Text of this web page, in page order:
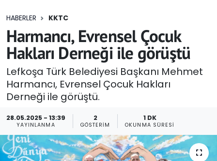
HABERLER KKTC
Harmancı, Evrensel Çocuk
Hakları Derneği ile görüştü
Lefkoşa Türk Belediyesi Başkanı Mehmet
Harmancı, Evrensel Çocuk Hakları
Derneği ile görüştü.
28.05.2025 - 13:39
YAYINLANMA
2
GÖSTERIM
1 DK
OKUNMA SÜRESI
Eğitim
Ekonomi
Foto Galeri
GEZİ
Güncel
Gündem
Tüm Manşetler
Son Dakika Haberleri
Haber Arşivi